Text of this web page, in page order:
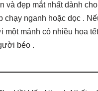
và đẹp mắt nhất dành
nganh hoặc dọc .
một mảnh có nhiều họa
béo .